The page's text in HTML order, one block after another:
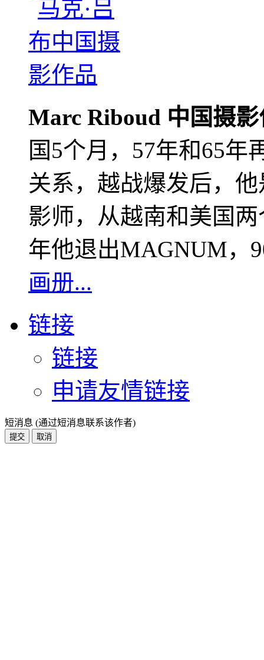
Marc Riboud 中国摄
国5个月，57年和65年
关系，越战爆发后，
影师，从越南和美国
年他退出MAGNUM，
画册...
链接
链接
申请友情链接
短消息 (通过短消息联系该作者)